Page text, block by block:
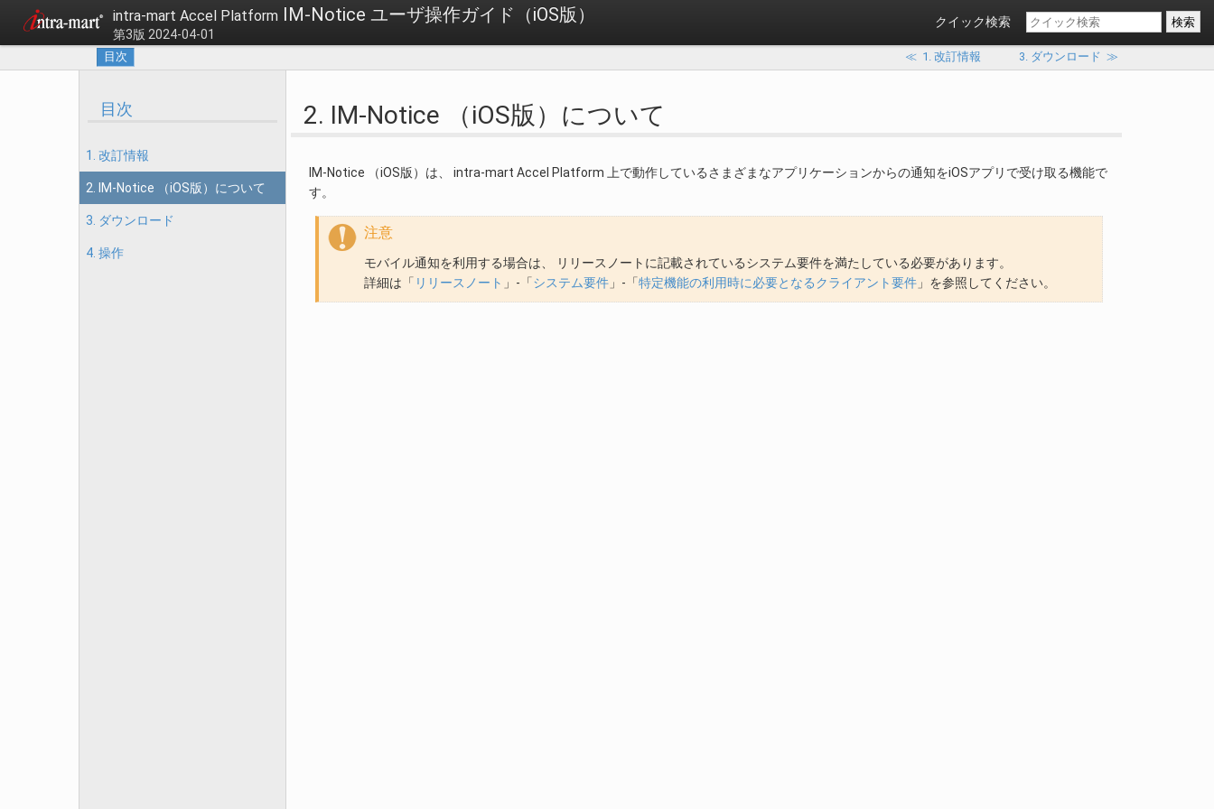
intra-mart Accel Platform IM-Notice ユーザ操作ガイド（iOS版）
第3版 2024-04-01
クイック検索
目次 ≪ 1. 改訂情報 3. ダウンロード ≫
目次
1. 改訂情報
2. IM-Notice （iOS版）について
3. ダウンロード
4. 操作
2. IM-Notice （iOS版）について
IM-Notice （iOS版）は、 intra-mart Accel Platform 上で動作しているさまざまなアプリケーションからの通知をiOSアプリで受け取る機能で
す。
注意
モバイル通知を利用する場合は、 リリースノートに記載されているシステム要件を満たしている必要があります。
詳細は「 リリースノート 」-「システム要件 」-「特定機能の利用時に必要となるクライアント要件 」を参照してください。